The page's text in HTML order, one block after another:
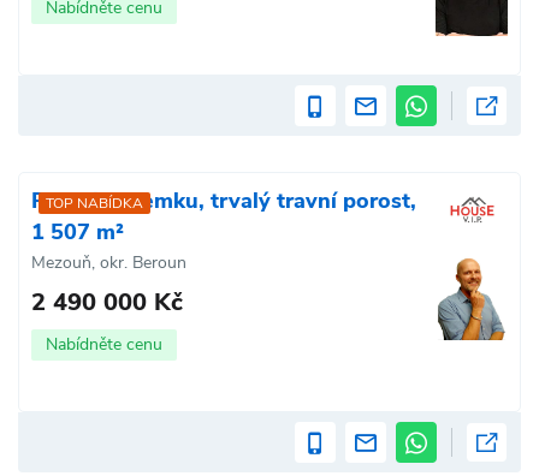
Nabídněte cenu
TOP NABÍDKA
Prodej pozemku, trvalý travní porost,
1 507 m²
Mezouň, okr. Beroun
2 490 000 Kč
Nabídněte cenu